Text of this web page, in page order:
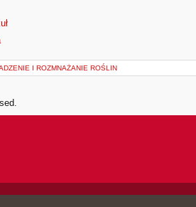
I ROZMNAŻANIE ROŚLIN